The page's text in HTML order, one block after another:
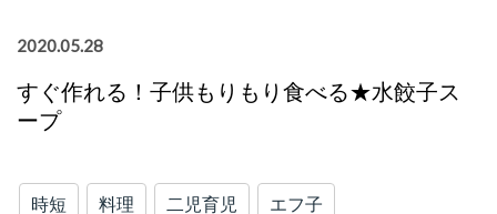
2020.05.28
すぐ作れる！子供もりもり食べる★水餃子ス
ープ
時短 料理 二児育児 エフ子